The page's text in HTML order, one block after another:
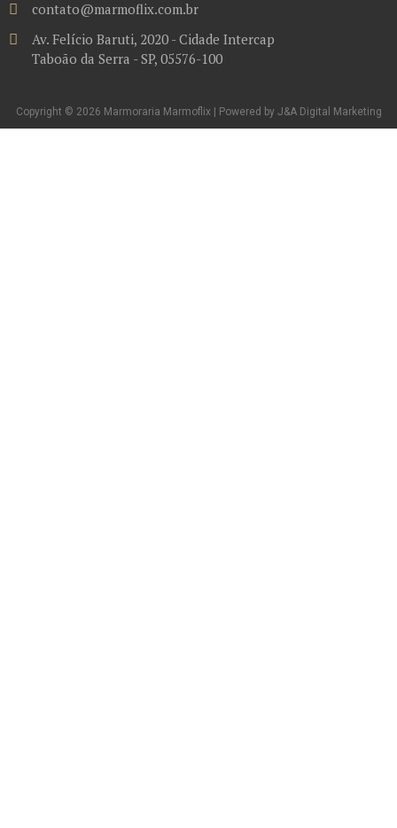
contato@marmoflix.com.br
Av. Felício Baruti, 2020 - Cidade Intercap
Taboão da Serra - SP, 05576-100
Copyright © 2026 Marmoraria Marmoflix | Powered by J&A Digital Marketing